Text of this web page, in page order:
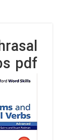
pdf